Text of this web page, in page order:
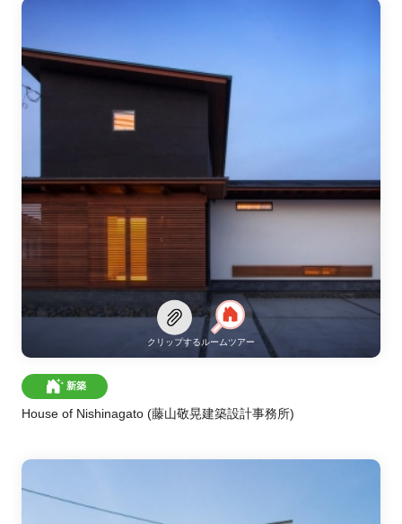
クリップするルームツアー
新築
House of Nishinagato (藤山敬晃建築設計事務所)